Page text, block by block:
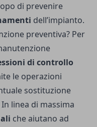
di prevenire
dell’impianto.
preventiva? Per
di controllo
le operazioni
sostituzione
linea di massima
che aiutano ad